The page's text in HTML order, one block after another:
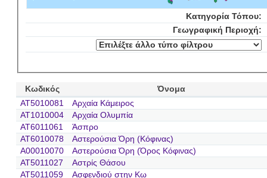
Κατηγορία Τόπου:
Γεωγραφική Περιοχή:
Κωδικός
Όνομα
AT5010081
Αρχαία Κάμειρος
AT1010004
Αρχαία Ολυμπία
AT6011061
Άσπρο
AT6010078
Αστερούσια Όρη (Κόφινας)
A00010070
Αστερούσια Όρη (Όρος Κόφινας)
AT5011027
Αστρίς Θάσου
AT5011059
Ασφενδιού στην Κω